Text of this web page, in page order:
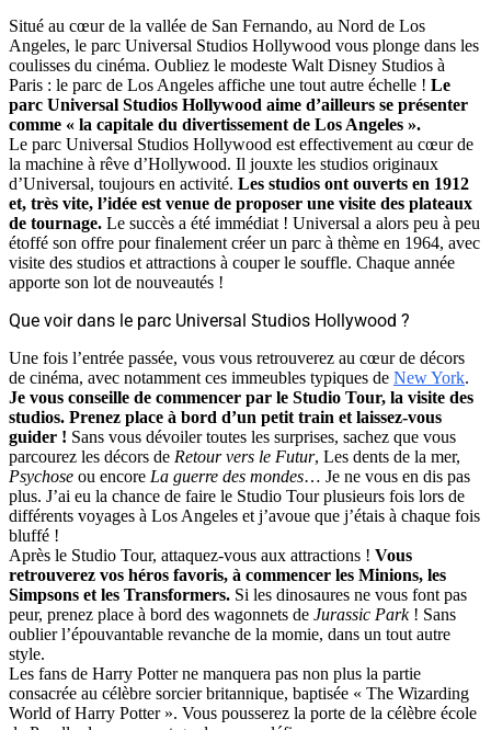
Situé au cœur de la vallée de San Fernando, au Nord de Los
Angeles, le parc Universal Studios Hollywood vous plonge dans les
coulisses du cinéma. Oubliez le modeste Walt Disney Studios à
Paris : le parc de Los Angeles affiche une tout autre échelle ! Le
parc Universal Studios Hollywood aime d’ailleurs se présenter
comme « la capitale du divertissement de Los Angeles ».
Le parc Universal Studios Hollywood est effectivement au cœur de
la machine à rêve d’Hollywood. Il jouxte les studios originaux
d’Universal, toujours en activité. Les studios ont ouverts en 1912
et, très vite, l’idée est venue de proposer une visite des plateaux
de tournage. Le succès a été immédiat ! Universal a alors peu à peu
étoffé son offre pour finalement créer un parc à thème en 1964, avec
visite des studios et attractions à couper le souffle. Chaque année
apporte son lot de nouveautés !
Que voir dans le parc Universal Studios Hollywood ?
Une fois l’entrée passée, vous vous retrouverez au cœur de décors
de cinéma, avec notamment ces immeubles typiques de New York.
Je vous conseille de commencer par le Studio Tour, la visite des
studios. Prenez place à bord d’un petit train et laissez-vous
guider ! Sans vous dévoiler toutes les surprises, sachez que vous
parcourez les décors de Retour vers le Futur, Les dents de la mer,
Psychose ou encore La guerre des mondes… Je ne vous en dis pas
plus. J’ai eu la chance de faire le Studio Tour plusieurs fois lors de
différents voyages à Los Angeles et j’avoue que j’étais à chaque fois
bluffé !
Après le Studio Tour, attaquez-vous aux attractions ! Vous
retrouverez vos héros favoris, à commencer les Minions, les
Simpsons et les Transformers. Si les dinosaures ne vous font pas
peur, prenez place à bord des wagonnets de Jurassic Park! Sans
oublier l’épouvantable revanche de la momie, dans un tout autre
style.
Les fans de Harry Potter ne manquera pas non plus la partie
consacrée au célèbre sorcier britannique, baptisée « The Wizarding
World of Harry Potter ». Vous pousserez la porte de la célèbre école